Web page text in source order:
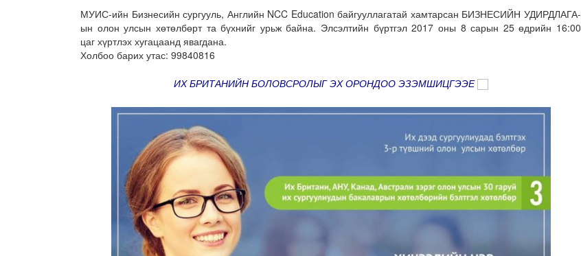
МУИС-ийн Бизнесийн сургууль, Английн NCC Education байгууллагатай хамтарсан БИЗНЕСИЙН УДИРДЛАГА-
ын олон улсын хөтөлбөрт та бүхнийг урьж байна. Элсэлтийн бүртгэл 2017 оны 8 сарын 25 өдрийн 16:00
цаг хүртлэх хугацаанд явагдана.
Холбоо барих утас: 99840816
ИХ БРИТАНИЙН БОЛОВСРОЛЫГ ЭХ ОРОНДОО ЭЗЭМШИЦГЭЭЕ